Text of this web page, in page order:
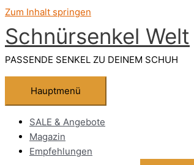
Zum Inhalt springen
Schnürsenkel Welt
PASSENDE SENKEL ZU DEINEM SCHUH
Hauptmenü
SALE & Angebote
Magazin
Empfehlungen